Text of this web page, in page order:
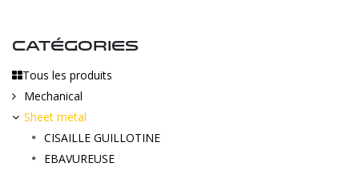
CATÉGORIES
Tous les produits
Mechanical
Sheet metal
CISAILLE GUILLOTINE
EBAVUREUSE